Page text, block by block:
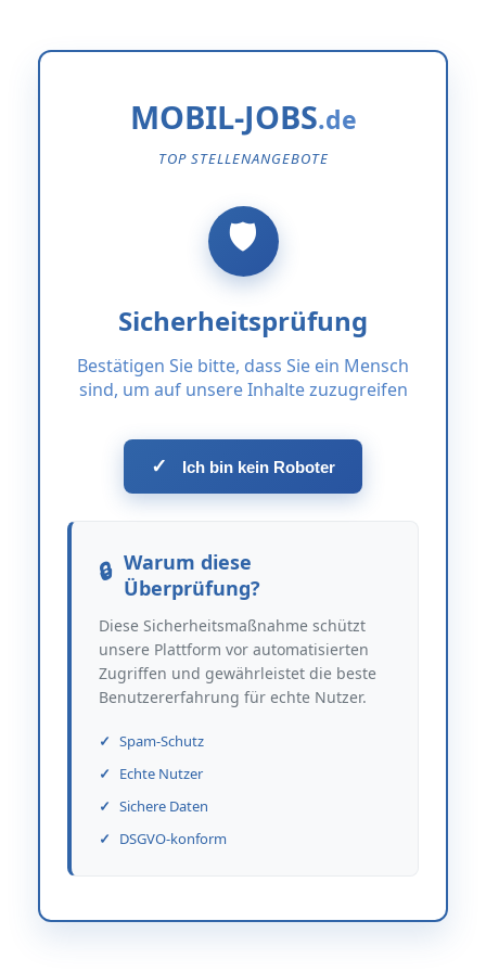
MOBIL-JOBS
TOP STELLENANGEBOTE
Sicherheitsprüfung
Bestätigen Sie bitte, dass Sie ein Mensch
sind, um auf unsere Inhalte zuzugreifen
✓ Ich bin kein Roboter
Warum diese
Überprüfung?
Diese Sicherheitsmaßnahme schützt
unsere Plattform vor automatisierten
Zugriffen und gewährleistet die beste
Benutzererfahrung für echte Nutzer.
Spam-Schutz
Echte Nutzer
Sichere Daten
DSGVO-konform